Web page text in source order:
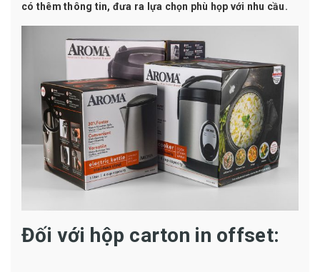
có thêm thông tin, đưa ra lựa chọn phù họp với nhu cầu.
Đối với hộp carton in offset: